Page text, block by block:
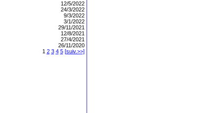
12/5/2022
24/3/2022
9/3/2022
3/1/2022
29/11/2021
12/8/2021
27/4/2021
26/11/2020
1 2 3 4 5 [suiv.>>]